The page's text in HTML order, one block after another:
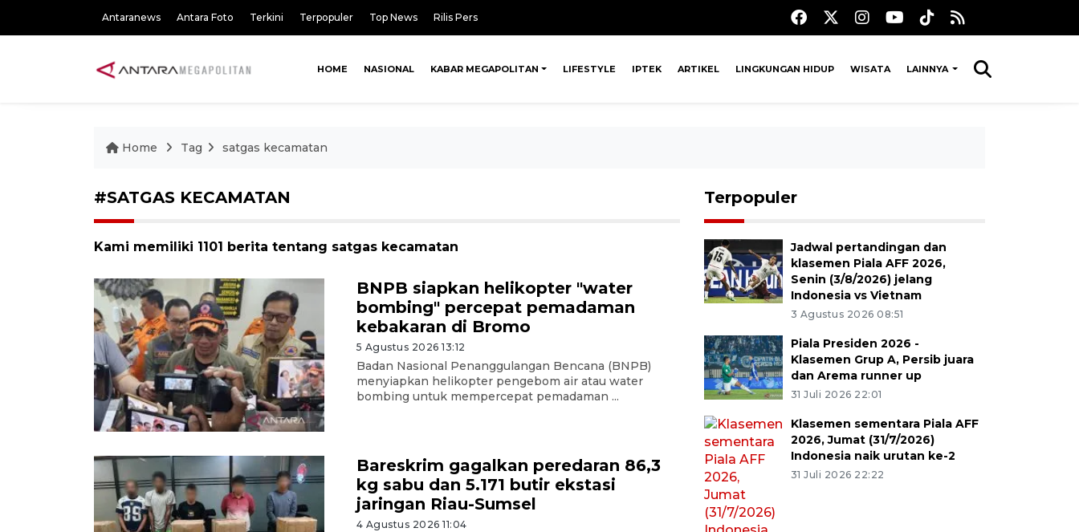
Antaranews Antara Foto Terkini Terpopuler Top News Rilis Pers
HOME NASIONAL KABAR MEGAPOLITAN LIFESTYLE IPTEK ARTIKEL LINGKUNGAN HIDUP WISATA LAINNYA
Home Tag satgas kecamatan
#SATGAS KECAMATAN
Kami memiliki 1101 berita tentang satgas kecamatan
BNPB siapkan helikopter "water
bombing" percepat pemadaman
kebakaran di Bromo
5 Agustus 2026 13:12
Badan Nasional Penanggulangan Bencana (BNPB)
menyiapkan helikopter pengebom air atau water
bombing untuk mempercepat pemadaman ...
Bareskrim gagalkan peredaran 86,3
kg sabu dan 5.171 butir ekstasi
jaringan Riau-Sumsel
4 Agustus 2026 11:04
Terpopuler
Jadwal pertandingan dan
klasemen Piala AFF 2026,
Senin (3/8/2026) jelang
Indonesia vs Vietnam
3 Agustus 2026 08:51
Piala Presiden 2026 -
Klasemen Grup A, Persib juara
dan Arema runner up
31 Juli 2026 22:01
Klasemen sementara Piala AFF
2026, Jumat (31/7/2026)
Indonesia naik urutan ke-2
31 Juli 2026 22:22